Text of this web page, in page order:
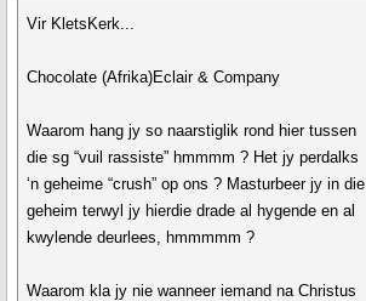
Vir KletsKerk...
Chocolate (Afrika)Eclair & Company
Waarom hang jy so naarstiglik rond hier tussen
die sg “vuil rassiste” hmmmm ? Het jy perdalks
‘n geheime “crush” op ons ? Masturbeer jy in die
geheim terwyl jy hierdie drade al hygende en al
kwylende deurlees, hmmmmm ?
Waarom kla jy nie wanneer iemand na Christus